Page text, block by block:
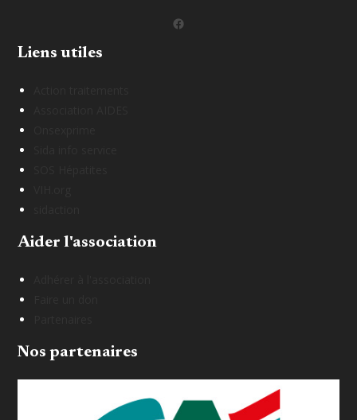
Facebook
Liens utiles
Aider l'association
Nos partenaires